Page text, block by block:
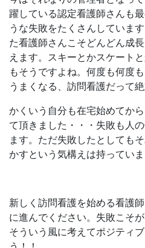
躍している認定看護師さんも
うな失敗をたくさんしていま
た看護師さんこそどんどん成
えます。スキーとかスケート
もそうですよね。何度も何度
うまくなる、訪問看護だって絶
かくいう自分も在宅始めてか
て頂きました・・・失敗も人
ます。ただ失敗したとしても
かすという気構えは持っていま
新しく訪問看護を始める看護
に進んでください。失敗こそ
そういう風に考えてポジティ